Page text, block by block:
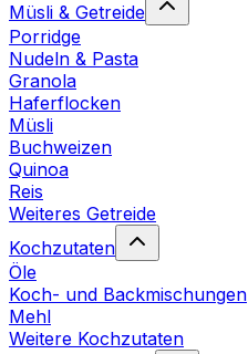
Müsli & Getreide
Porridge
Nudeln & Pasta
Granola
Haferflocken
Müsli
Buchweizen
Quinoa
Reis
Weiteres Getreide
Kochzutaten
Öle
Koch- und Backmischungen
Mehl
Weitere Kochzutaten